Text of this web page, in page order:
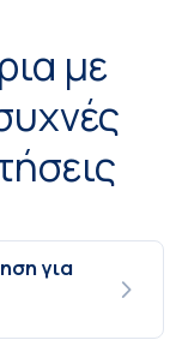
με
για